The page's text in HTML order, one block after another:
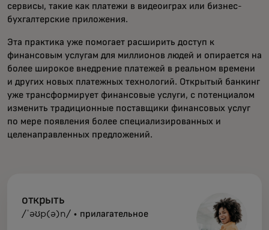
сервисы, такие как платежи в видеоиграх или бизнес-
бухгалтерские приложения.
Эта практика уже помогает расширить доступ к
финансовым услугам для миллионов людей и опирается на
более широкое внедрение платежей в реальном времени
и других новых платежных технологий. Открытый банкинг
уже трансформирует финансовые услуги, с потенциалом
изменить традиционные поставщики финансовых услуг
по мере появления более специализированных и
целенаправленных предложений.
открыть
/ˈəʊp(ə)n/ • прилагательное